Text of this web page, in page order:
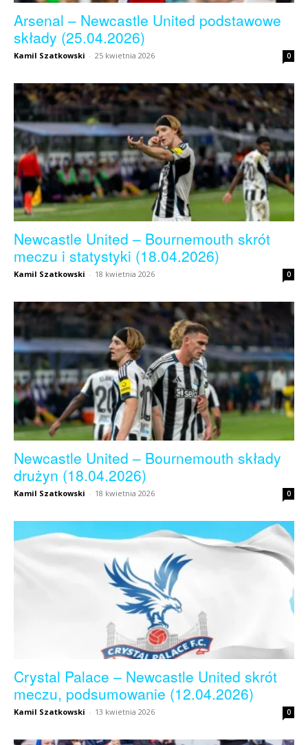
Arsenal – Newcastle United podstawowe
składy (25.04.2026)
Kamil Szatkowski - 25 kwietnia 2026 0
Newcastle United – Bournemouth skrót
meczu i statystyki (18.04.2026)
Kamil Szatkowski - 18 kwietnia 2026 0
Newcastle United – Bournemouth składy
drużyn (18.04.2026)
Kamil Szatkowski - 18 kwietnia 2026 0
Crystal Palace – Newcastle United skrót
meczu, podsumowanie (12.04.2026)
Kamil Szatkowski - 13 kwietnia 2026 0